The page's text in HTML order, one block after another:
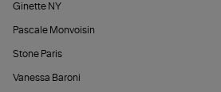
Ginette NY
Pascale Monvoisin
Stone Paris
Vanessa Baroni